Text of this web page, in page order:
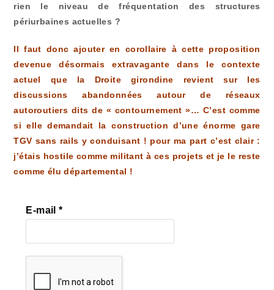
rien le niveau de fréquentation des structures
périurbaines actuelles ?
Il faut donc ajouter en corollaire à cette proposition
devenue désormais extravagante dans le contexte
actuel que la Droite girondine revient sur les
discussions abandonnées autour de réseaux
autoroutiers dits de « contournement »… C’est comme
si elle demandait la construction d’une énorme gare
TGV sans rails y conduisant ! pour ma part c’est clair :
j’étais hostile comme militant à ces projets et je le reste
comme élu départemental !
E-mail*